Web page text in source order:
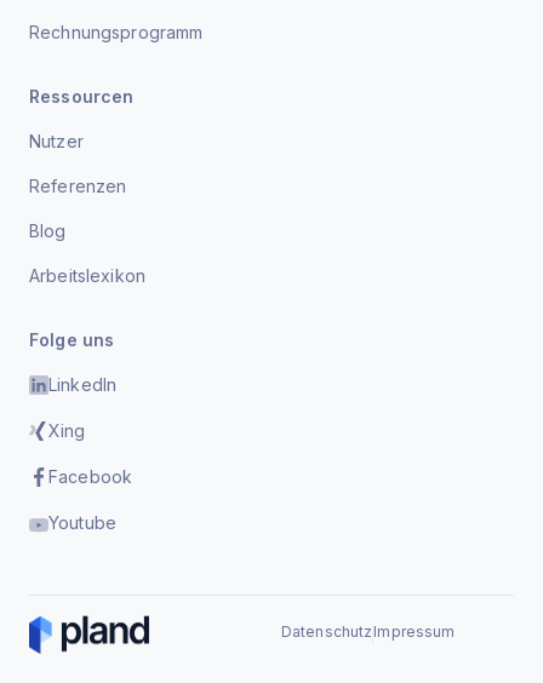
Rechnungsprogramm
Ressourcen
Nutzer
Referenzen
Blog
Arbeitslexikon
Folge uns
LinkedIn
Xing
Facebook
Youtube
Datenschutz Impressum